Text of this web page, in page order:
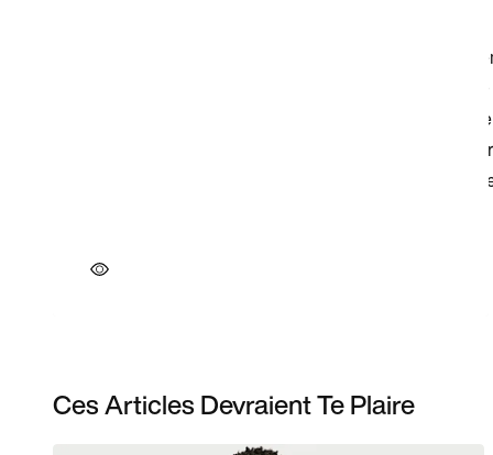
Ces Articles Devraient Te Plaire